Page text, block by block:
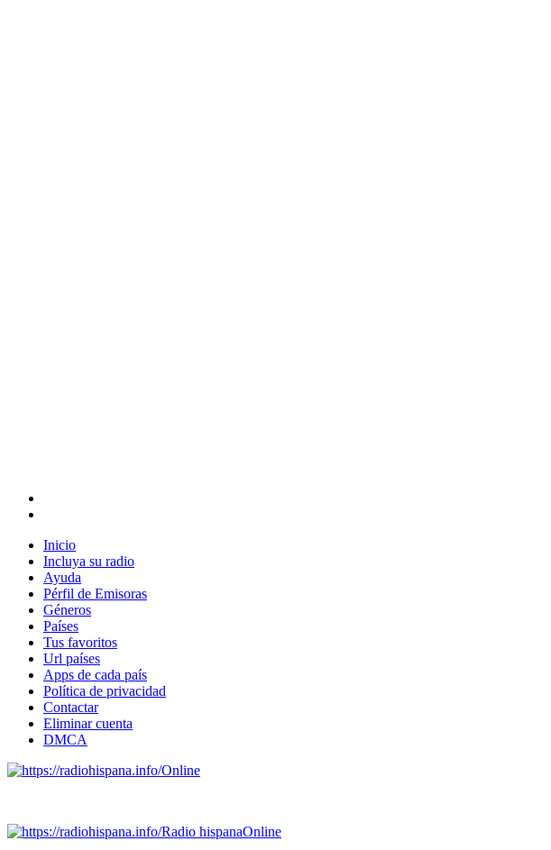
Inicio
Incluya su radio
Ayuda
Pérfil de Emisoras
Géneros
Países
Tus favoritos
Url países
Apps de cada país
Política de privacidad
Contactar
Eliminar cuenta
DMCA
Online
Radio hispanaOnline